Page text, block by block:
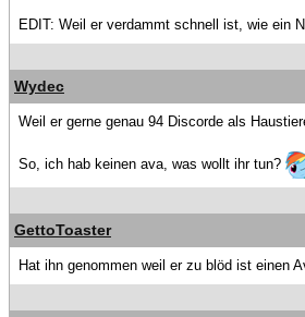
EDIT: Weil er verdammt schnell ist, wie ein
Wydec
Weil er gerne genau 94 Discorde als
So, ich hab keinen ava, was wollt ihr tun?
GettoToaster
Hat ihn genommen weil er zu blöd ist einen